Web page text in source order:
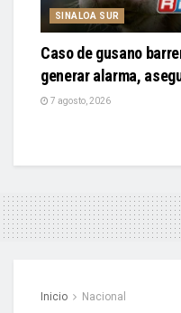
SINALOA SUR
Caso de gusano
generar alarma,
7 agosto, 2026
Inicio Nacional